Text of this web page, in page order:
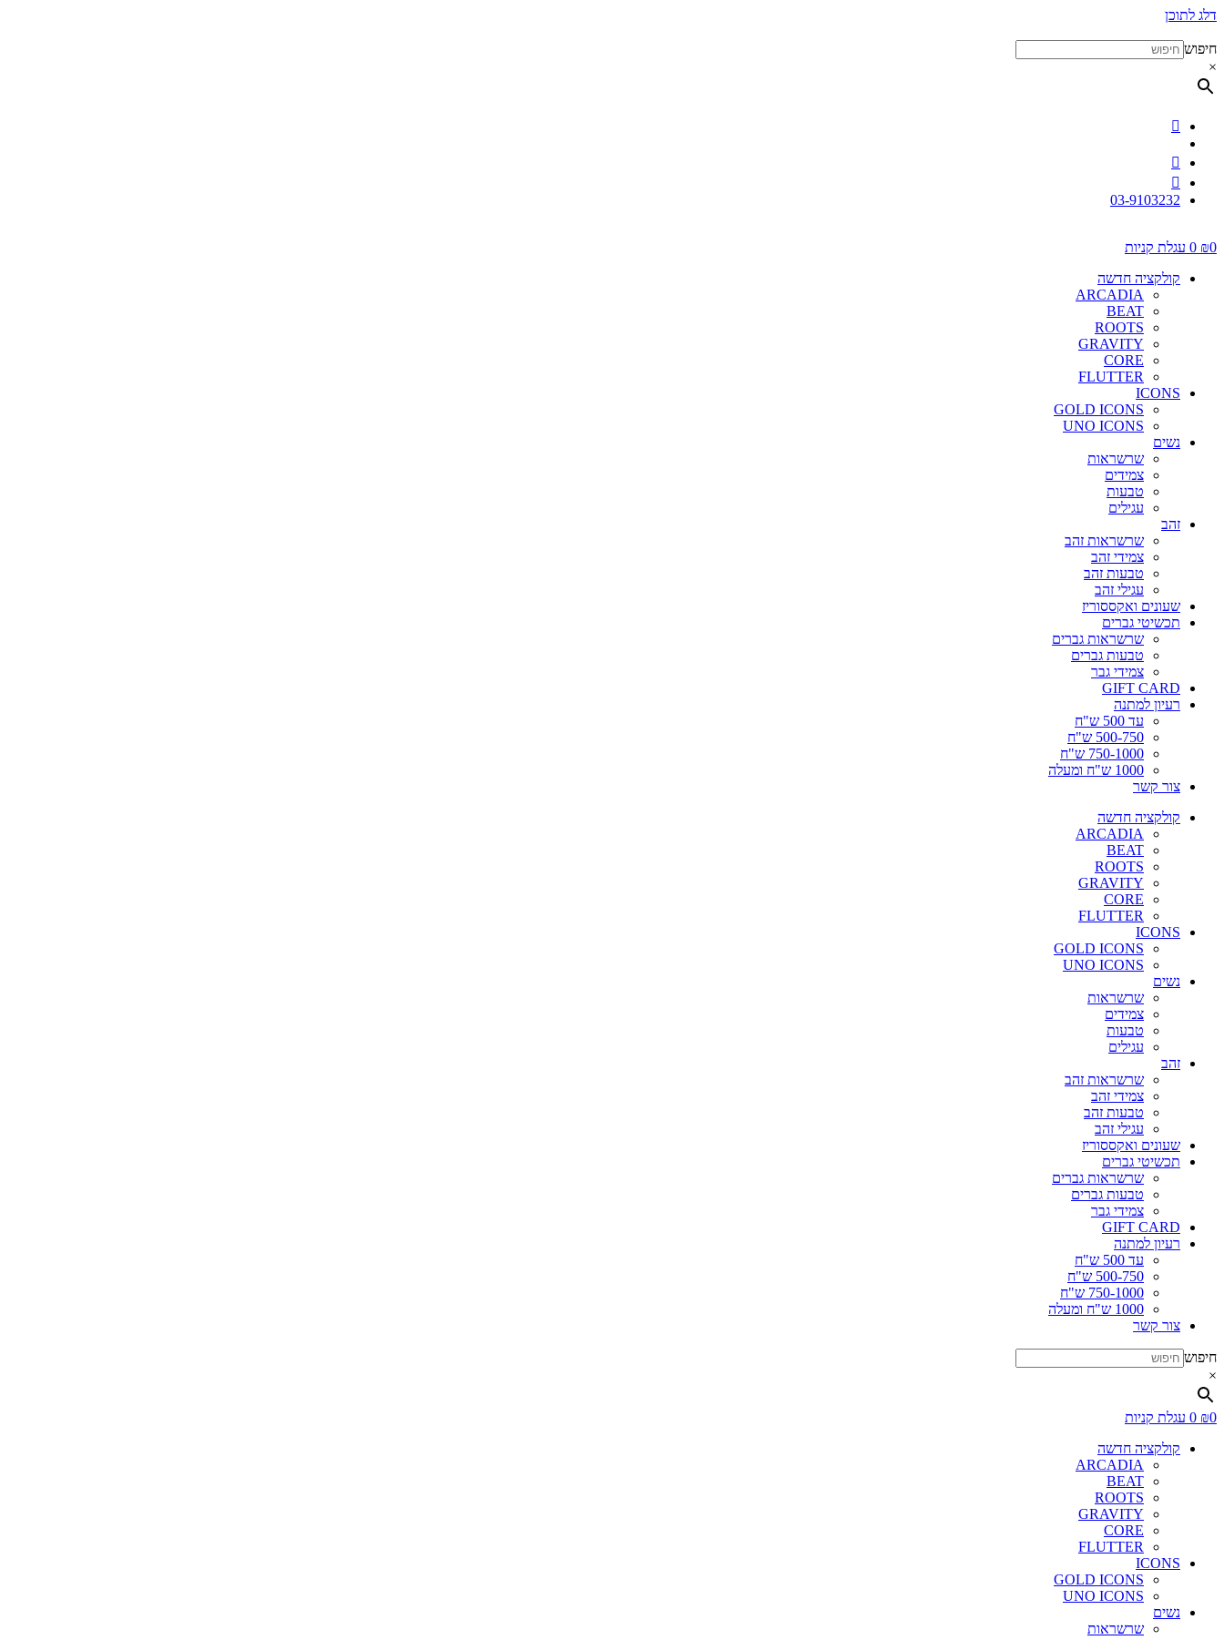
דלג לתוכן
חיפוש
×
03-9103232
₪0
0 עגלת קניות
קולקציה חדשה
ARCADIA
BEAT
ROOTS
GRAVITY
CORE
FLUTTER
ICONS
GOLD ICONS
UNO ICONS
נשים
שרשראות
צמידים
טבעות
עגילים
זהב
שרשראות זהב
צמידי זהב
טבעות זהב
עגילי זהב
שעונים ואקססוריז
תכשיטי גברים
שרשראות גברים
טבעות גברים
צמידי גבר
GIFT CARD
רעיון למתנה
עד 500 ש"ח
500-750 ש"ח
750-1000 ש"ח
1000 ש"ח ומעלה
צור קשר
קולקציה חדשה
ARCADIA
BEAT
ROOTS
GRAVITY
CORE
FLUTTER
ICONS
GOLD ICONS
UNO ICONS
נשים
שרשראות
צמידים
טבעות
עגילים
זהב
שרשראות זהב
צמידי זהב
טבעות זהב
עגילי זהב
שעונים ואקססוריז
תכשיטי גברים
שרשראות גברים
טבעות גברים
צמידי גבר
GIFT CARD
רעיון למתנה
עד 500 ש"ח
500-750 ש"ח
750-1000 ש"ח
1000 ש"ח ומעלה
צור קשר
חיפוש
×
₪0
0 עגלת קניות
קולקציה חדשה
ARCADIA
BEAT
ROOTS
GRAVITY
CORE
FLUTTER
ICONS
GOLD ICONS
UNO ICONS
נשים
שרשראות